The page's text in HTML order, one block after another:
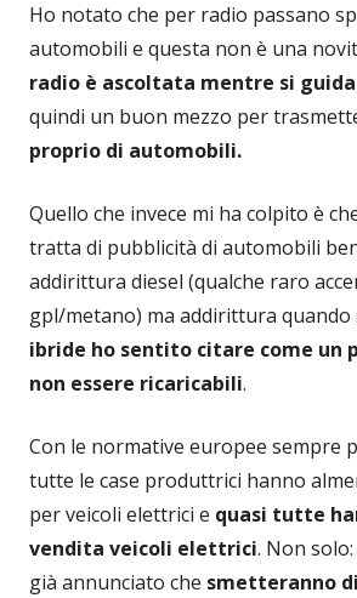
Ho notato che per radio passano
automobili e questa non è una
radio è ascoltata mentre si
quindi un buon mezzo per
proprio di automobili.
Quello che invece mi ha colpito è
tratta di pubblicità di automobili
addirittura diesel (qualche raro
gpl/metano) ma addirittura quando
ibride ho sentito citare come un
non essere ricaricabili.
Con le normative europee sempre
tutte le case produttrici hanno
per veicoli elettrici e quasi tutte
vendita veicoli elettrici. Non
già annunciato che smetteranno